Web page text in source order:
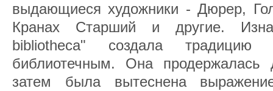
выдающиеся художники - Дюрер,
Кранах Старший и другие.
bibliotheca" создала традицию
библиотечным. Она
затем была вытеснена